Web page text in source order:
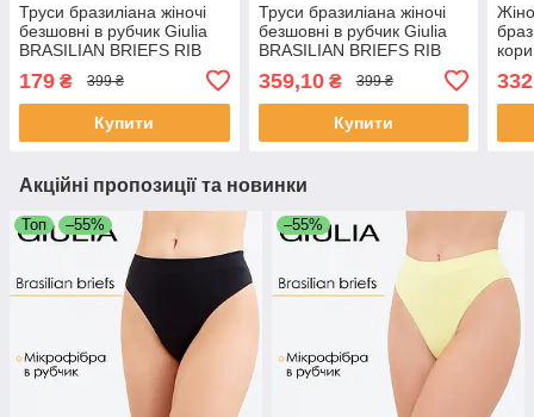
Труси бразиліана жіночі
безшовні в рубчик Giulia
BRASILIAN BRIEFS RIB
L/XL Black-black, трусики
бразиліана Джулія
179 ₴ 399 ₴
Купити
Труси бразиліана жіночі
безшовні в рубчик Giulia
BRASILIAN BRIEFS RIB
повсякденна білизна,
базові трусики
359,10₴ 399 ₴
Купити
L/XL
Акційні пропозиції та новинки
Топ –55% –55%